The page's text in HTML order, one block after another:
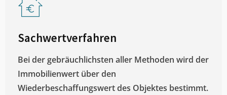
Sachwertverfahren
Bei der gebräuchlichsten aller Methoden wird der
Immobilienwert über den
Wiederbeschaffungswert des Objektes bestimmt.